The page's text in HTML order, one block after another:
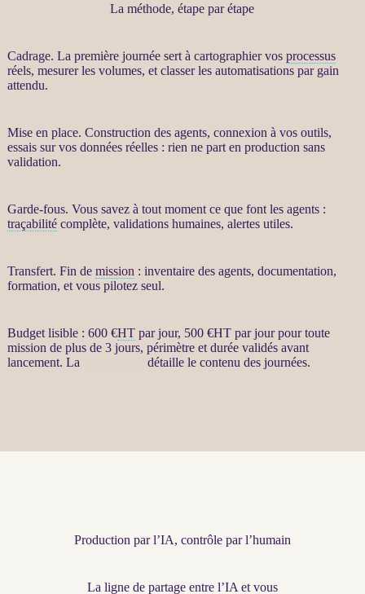
La méthode, étape par étape
Cadrage. La première journée sert à cartographier vos processus
réels, mesurer les volumes, et classer les automatisationspar gain
attendu.
Mise en place. Construction des agents, connexion à vos outils,
essais sur vos donnéesréelles : rien ne part en production sans
validation.
Garde-fous. Vous savez à tout moment ce que font les agents:
traçabilitécomplète, validations humaines, alertesutiles.
Transfert. Fin de mission : inventaire des agents, documentation,
formation, et vous pilotez seul.
Budget lisible : 600 €HTpar jour, 500 €HTpar jour pour toute
mission de plus de 3 jours, périmètre et durée validés avant
lancement. La
détaille le contenu des journées.
Production par l’IA, contrôle par l’humain
La ligne de partage entre l’IA et vous